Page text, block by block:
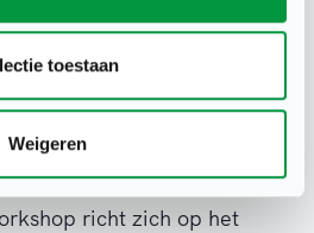
toestaan
Weigeren
in district West
hoort bij een sportieve
richt zich op het